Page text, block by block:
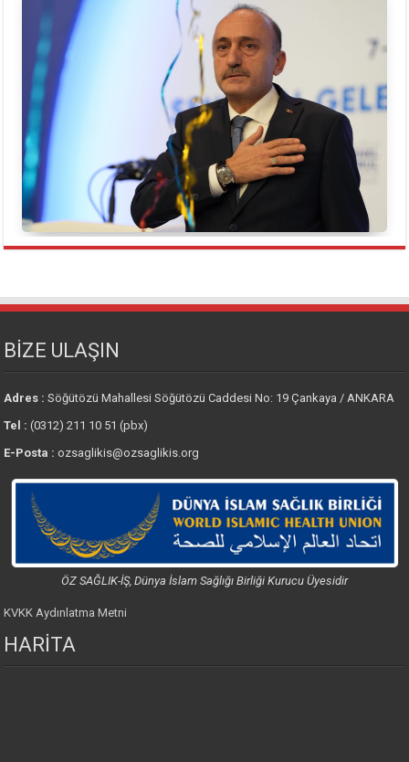
BİZE ULAŞIN
Adres :Söğütözü Mahallesi Söğütözü Caddesi No: 19 Çankaya / ANKARA
Tel : (0312) 211 10 51 (pbx)
E-Posta : ozsaglikis@ozsaglikis.org
ÖZ SAĞLIK-İŞ, Dünya İslam Sağlığı Birliği Kurucu Üyesidir
KVKK Aydınlatma Metni
HARİTA